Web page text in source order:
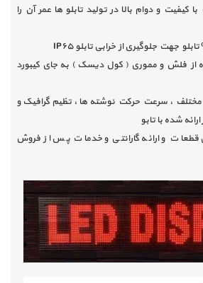
کیفیت و دوام بالا در تولید تابلو ها عمر آن را
IP۶۵
از فلش و مموری ( کول دیسک ) به جای کیبورد
مختلف ، سرعت حرکت نوشته ها ، تظیم گرافیک و
شده با تابو
قطعات و ارائه گارانتی و خدمات پس از فروش